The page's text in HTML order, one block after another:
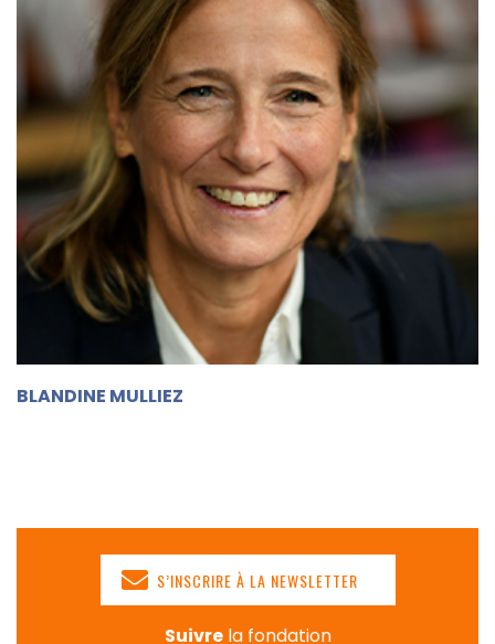
BLANDINE MULLIEZ
S’INSCRIRE À LA NEWSLETTER
Suivrela fondation